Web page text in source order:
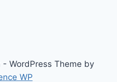
WordPress Theme by
WP